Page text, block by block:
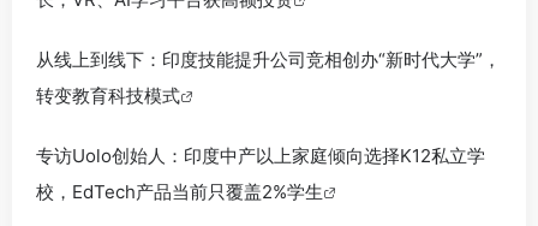
从线上到线下：印度技能提升公司竞相创办“新时代大学”，
转变教育科技模式
专访Uolo创始人：印度中产以上家庭倾向选择K12私立学
校，EdTech产品当前只覆盖2%学生